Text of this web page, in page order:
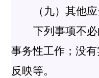
（九）其他
下列事项不
事务性工作；没
反映等。